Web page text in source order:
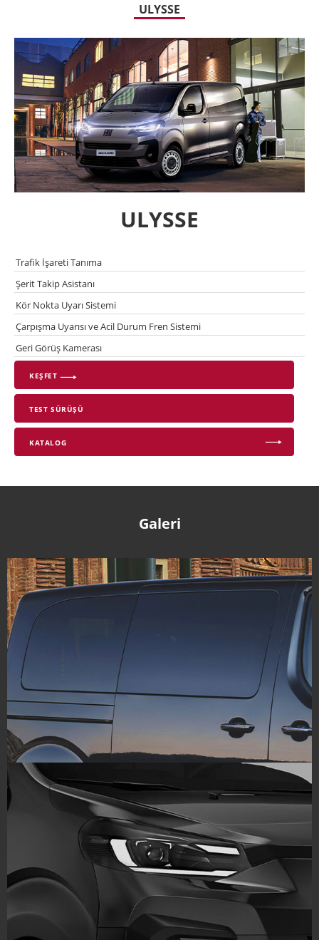
ULYSSE
ULYSSE
Trafik İşareti Tanıma
Şerit Takip Asistanı
Kör Nokta Uyarı Sistemi
Çarpışma Uyarısı ve Acil Durum Fren Sistemi
Geri Görüş Kamerası
KEŞFET
TEST SÜRÜŞÜ
KATALOG
Galeri